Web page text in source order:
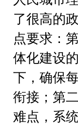
了很高的
点要求：
体化建设
下，确保
衔接；第
难点，系